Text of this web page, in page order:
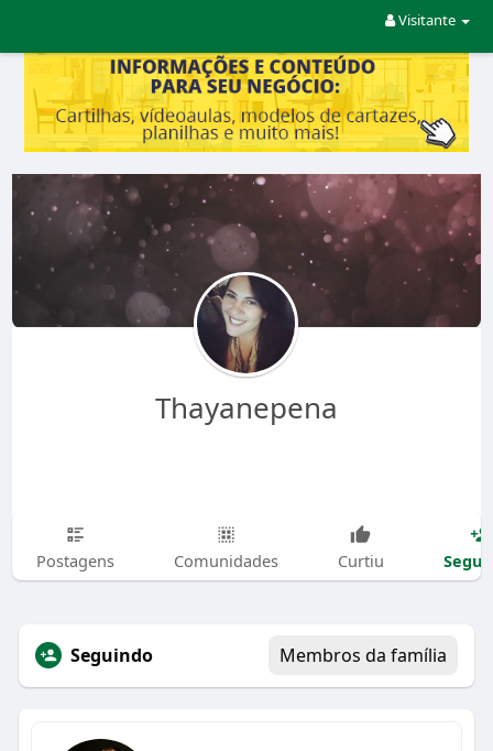
Visitante
Thayanepena
Postagens Comunidades Curtiu
Seguindo Membros da família